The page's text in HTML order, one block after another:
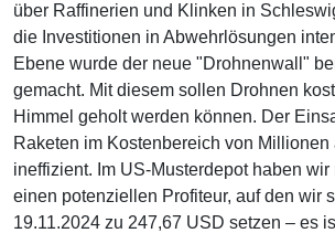
über Raffinerien und Klinken in
die Investitionen in Abwehrlösungen
Ebene wurde der neue "Drohnenwall"
gemacht. Mit diesem sollen Drohnen
Himmel geholt werden können. Der
Raketen im Kostenbereich von Millionen
ineffizient. Im US-Musterdepot haben wir
einen potenziellen Profiteur, auf den wir
19.11.2024 zu 247,67 USD setzen – es